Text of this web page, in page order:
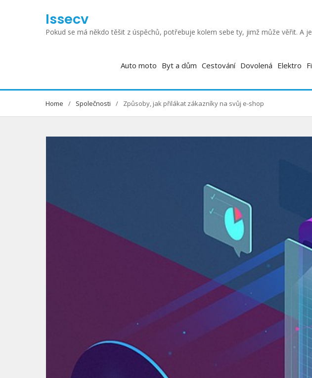
Issecv
Pokud se má někdo těšit z úspěchů, potřebuje kolem sebe ty, jimž může věřit. A
Auto moto Byt a dům Cestování Dovolená Elektro
Home Společnosti Způsoby, jak přilákat zákazníky na svůj e-shop